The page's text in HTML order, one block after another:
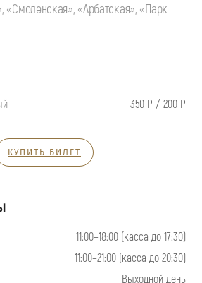
«Смоленская», «Арбатская», «Парк
350 Р / 200 Р
КУПИТЬ БИЛЕТ
11:00–18:00 (касса до 17:30)
11:00–21:00 (касса до 20:30)
Выходной день